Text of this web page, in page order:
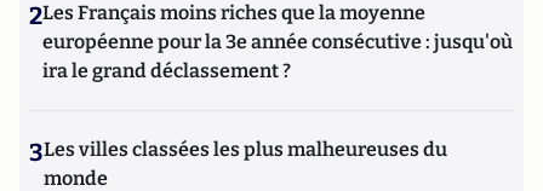
2Les Français moins riches que la moyenne
européenne pour la 3e année consécutive : jusqu'où
ira le grand déclassement ?
3Les villes classées les plus malheureuses du
monde